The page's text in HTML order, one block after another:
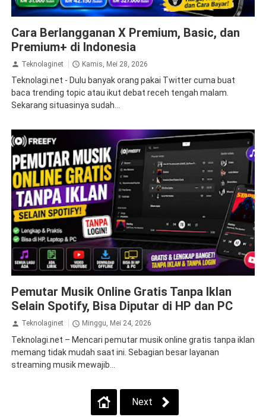
Cara Berlangganan X Premium, Basic, dan
Premium+ di Indonesia
Teknolaginet Kamis, Mei 28, 2026
Teknolagi.net - Dulu banyak orang pakai Twitter cuma buat
baca trending topic atau ikut debat receh tengah malam.
Sekarang situasinya sudah...
Pemutar Musik Online Gratis Tanpa Iklan
Selain Spotify, Bisa Diputar di HP dan PC
Teknolaginet Minggu, Mei 24, 2026
Teknolagi.net – Mencari pemutar musik online gratis tanpa iklan
memang tidak mudah saat ini. Sebagian besar layanan
streaming musik mewajib...
Next